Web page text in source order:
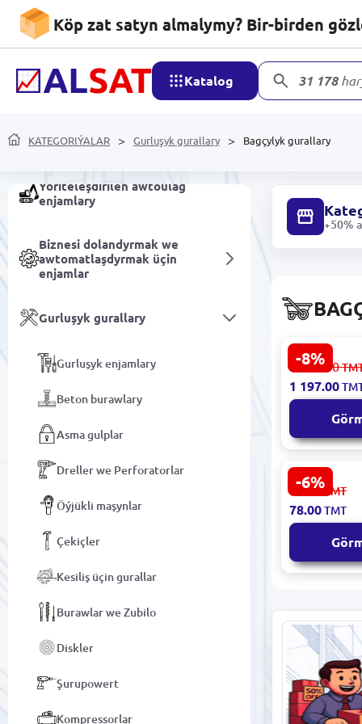
Köp zat satyn almalymy? Bir-birden
Katalog 31 178
KATEGORIÝALAR Gurluşyk gurallary Bagçylyk gurallary
Polipropilen we Polietilen
önümleri
Mebel
Elektrik enjamlary
Ýöriteleşdirilen awtoulag
enjamlary
Biznesi dolandyrmak we
awtomatlaşdyrmak üçin
enjamlar
Gurluşyk gurallary
Gurluşyk enjamlary
Beton burawlary
Asma gulplar
Dreller we Perforatorlar
Öýjükli maşynlar
Çekiçler
Kesiliş üçin gurallar
Burawlar we Zubilo
Diskler
Şurupowert
Kompressorlar
+50%
-8%
Kzubr
Elektrik
1200W
1 304.00
1 197.00
-6%
Emtop
El
sazlanýan
83.00TMT
78.00TMT